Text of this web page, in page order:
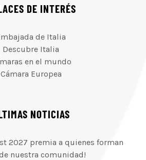
DE INTERÉS
de Italia
Descubre Italia
en el mundo
Cámara Europea
NOTICIAS
2027 premia a quienes forman
nuestra comunidad!